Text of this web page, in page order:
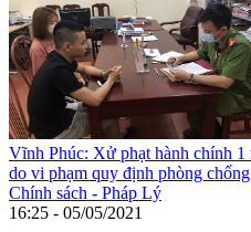
Vĩnh Phúc: Xử phạt hành chính
do vi phạm quy định phòng
Chính sách - Pháp Lý
16:25 - 05/05/2021